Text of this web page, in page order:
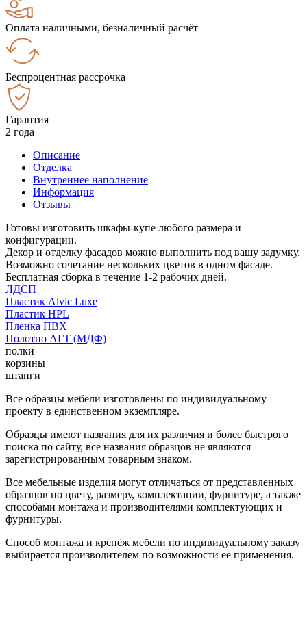
Оплата наличными, безналичный расчёт
Беспроцентная рассрочка
Гарантия
2 года
Описание
Отделка
Внутреннее наполнение
Информация
Отзывы
Готовы изготовить шкафы-купе любого размера и
конфигурации.
Декор и отделку фасадов можно выполнить под вашу задумку.
Возможно сочетание нескольких цветов в одном фасаде.
Бесплатная сборка в течение 1-2 рабочих дней.
ЛДСП
Пластик Alvic Luxe
Пластик HPL
Пленка ПВХ
Полотно АГТ (МДФ)
полки
корзины
штанги
Все образцы мебели изготовлены по индивидуальному
проекту в единственном экземпляре.
Образцы имеют названия для их различия и более быстрого
поиска по сайту, все названия образцов не являются
зарегистрированным товарным знаком.
Все мебельные изделия могут отличаться от представленных
образцов по цвету, размеру, комплектации, фурнитуре, а также
способами монтажа и производителями комплектующих и
фурнитуры.
Способ монтажа и крепёж мебели по индивидуальному заказу
выбирается производителем по возможности её применения.